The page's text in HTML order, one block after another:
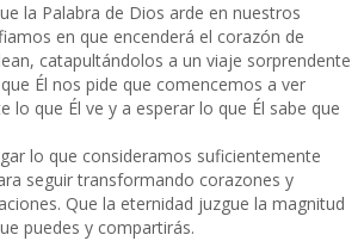
la Palabra de Dios arde en nuestros
en que encenderá el corazón de
catapultándolos a un viaje sorprendente
Él nos pide que comencemos a ver
lo que Él ve y a esperar lo que Él sabe que
lo que consideramos suficientemente
seguir transformando corazones y
Que la eternidad juzgue la magnitud
puedes y compartirás.